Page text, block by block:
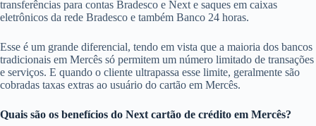
transferências para contas Bradesco e Next e saques em caixas
eletrônicos da rede Bradesco e também Banco 24 horas.
Esse é um grande diferencial, tendo em vista que a maioria dos bancos
tradicionais em Mercês só permitem um número limitado de transações
e serviços. E quando o cliente ultrapassa esse limite, geralmente são
cobradas taxas extras ao usuário do cartão em Mercês.
Quais são os benefícios do Next cartão de crédito em Mercês?